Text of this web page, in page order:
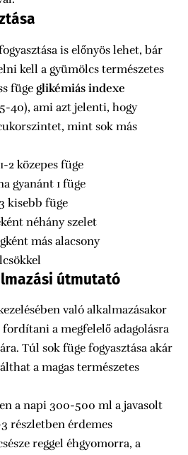
is előnyös lehet, bár
kell a gyümölcs természetes
füge glikémiás indexe
40), ami azt jelenti, hogy
mint sok más
2 közepes füge
gyanánt 1 füge
kisebb füge
néhány szelet
más alacsony
útmutató
való alkalmazásakor
a megfelelő adagolásra
Túl sok füge fogyasztása akár
a magas természetes
a napi 300-500 ml a javasolt
részletben érdemes
reggel éhgyomorra, a